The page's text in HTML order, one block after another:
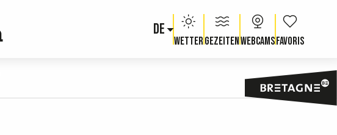
DE
WetterGezeitenWebcams Voir les